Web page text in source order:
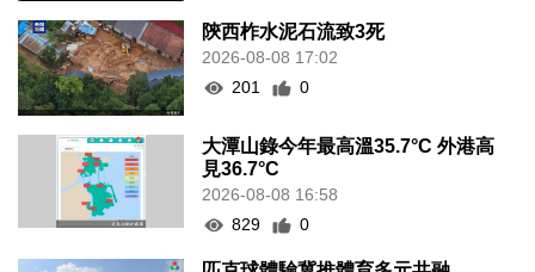
陝西柞水泥石流致3死
2026-08-08 17:02
201
0
大潭山錄今年最高溫35.7°C 外港高
見36.7°C
2026-08-08 16:58
829
0